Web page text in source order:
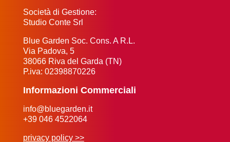
Società di Gestione:
Studio Conte Srl
Blue Garden Soc. Cons. A R.L.
Via Padova, 5
38066 Riva del Garda (TN)
P.iva: 02398870226
Informazioni Commerciali
info@bluegarden.it
+39 046 4522064
privacy policy >>